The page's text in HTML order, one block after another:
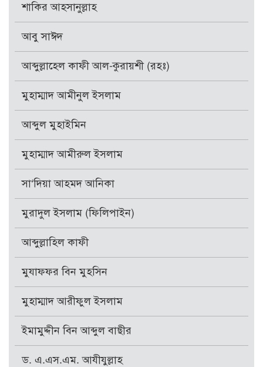
শাকির আহসানুল্লাহ
আবু সাঈদ
আব্দুল্লাহেল কাফী আল-কুরায়শী (রহঃ)
মুহাম্মাদ আমীনুল ইসলাম
আব্দুল মুহাইমিন
মুহাম্মাদ আমীরুল ইসলাম
সা‘দিয়া আহমদ আনিকা
মুরাদুল ইসলাম (ফিলিপাইন)
আব্দুল্লাহিল কাফী
মুযাফফর বিন মুহসিন
মুহাম্মাদ আরীফুল ইসলাম
ইমামুদ্দীন বিন আব্দুল বাছীর
ড. এ.এস.এম. আযীযুল্লাহ